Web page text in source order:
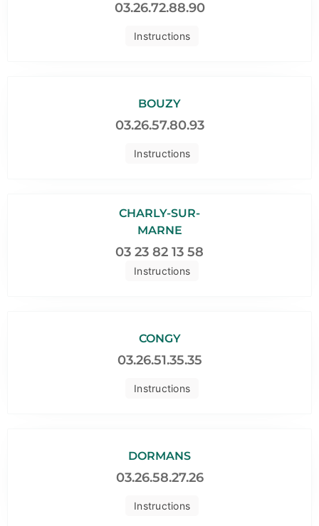
Instructions
03.26.72.88.90
Instructions
BOUZY
03.26.57.80.93
Instructions
CHARLY-SUR-
MARNE
03 23 82 13 58
Instructions
CONGY
03.26.51.35.35
Instructions
DORMANS
03.26.58.27.26